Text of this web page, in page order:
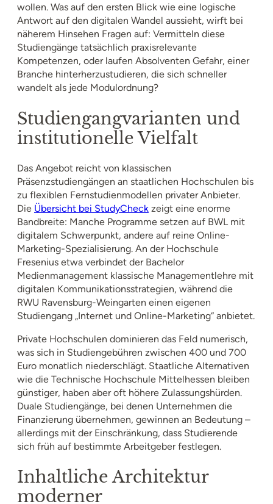
wollen. Was auf den ersten Blick wie eine logische
Antwort auf den digitalen Wandel aussieht, wirft bei
näherem Hinsehen Fragen auf: Vermitteln diese
Studiengänge tatsächlich praxisrelevante
Kompetenzen, oder laufen Absolventen Gefahr, einer
Branche hinterherzustudieren, die sich schneller
wandelt als jede Modulordnung?
Studiengangvarianten und
institutionelle Vielfalt
Das Angebot reicht von klassischen
Präsenzstudiengängen an staatlichen Hochschulen bis
zu flexiblen Fernstudienmodellen privater Anbieter.
Die Übersicht bei StudyCheck zeigt eine enorme
Bandbreite: Manche Programme setzen auf BWL mit
digitalem Schwerpunkt, andere auf reine Online-
Marketing-Spezialisierung. An der Hochschule
Fresenius etwa verbindet der Bachelor
Medienmanagement klassische Managementlehre mit
digitalen Kommunikationsstrategien, während die
RWU Ravensburg-Weingarten einen eigenen
Studiengang „Internet und Online-Marketing“ anbietet.
Private Hochschulen dominieren das Feld numerisch,
was sich in Studiengebühren zwischen 400 und 700
Euro monatlich niederschlägt. Staatliche Alternativen
wie die Technische Hochschule Mittelhessen bleiben
günstiger, haben aber oft höhere Zulassungshürden.
Duale Studiengänge, bei denen Unternehmen die
Finanzierung übernehmen, gewinnen an Bedeutung –
allerdings mit der Einschränkung, dass Studierende
sich früh auf bestimmte Arbeitgeber festlegen.
Inhaltliche Architektur
moderner